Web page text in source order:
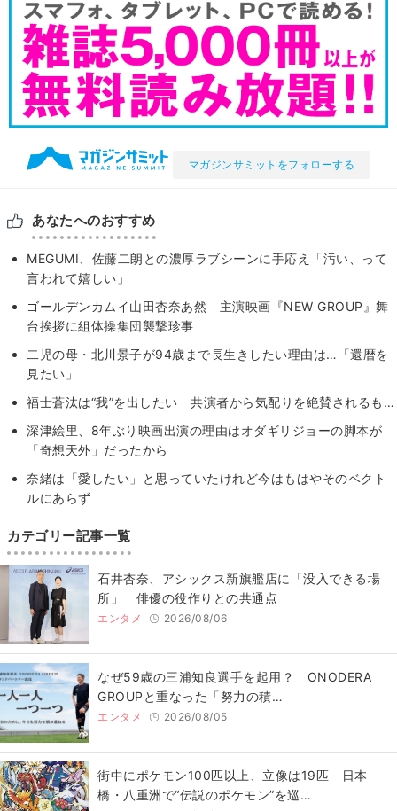
マガジンサミットをフォローする
あなたへのおすすめ
MEGUMI、佐藤二朗との濃厚ラブシーンに手応え「汚い、って
言われて嬉しい」
ゴールデンカムイ山田杏奈あ然 主演映画『NEW GROUP』舞
台挨拶に組体操集団襲撃珍事
二児の母・北川景子が94歳まで長生きしたい理由は…「還暦を
見たい」
福士蒼汰は“我”を出したい 共演者から気配りを絶賛されるも…
深津絵里、8年ぶり映画出演の理由はオダギリジョーの脚本が
「奇想天外」だったから
奈緒は「愛したい」と思っていたけれど今はもはやそのベクト
ルにあらず
カテゴリー記事一覧
石井杏奈、アシックス新旗艦店に「没入できる場
所」 俳優の役作りとの共通点
エンタメ 2026/08/06
なぜ59歳の三浦知良選手を起用？ ONODERA
GROUPと重なった「努力の積…
エンタメ 2026/08/05
街中にポケモン100匹以上、立像は19匹 日本
橋・八重洲で“伝説のポケモン”を巡…